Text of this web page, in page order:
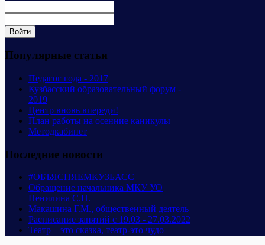
Популярные статьи
Педагог года - 2017
Кузбасский образовательный форум -
2019
Центр вновь впереди!
План работы на осенние каникулы
Методкабинет
Последние новости
#ОБЪЯСНЯЕМКУЗБАСС
Обращение начальника МКУ УО
Ненилина С.Н.
Макашина Г.М., общественный деятель
Расписание занятий с 19.03 - 27.03.2022
Театр – это сказка, театр-это чудо